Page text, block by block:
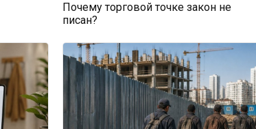
Почему торговой точке закон не
писан?